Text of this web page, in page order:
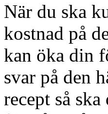
När du ska
kostnad på
kan öka din
svar på den
recept så